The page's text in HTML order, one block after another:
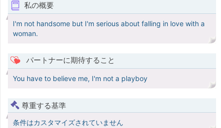
私の概要
I'm not handsome but I'm serious about falling in love with a
woman.
パートナーに期待すること
You have to believe me, I'm not a playboy
尊重する基準
条件はカスタマイズされていません